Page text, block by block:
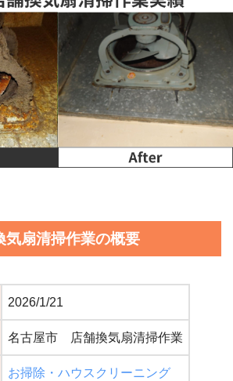
気扇清掃作業の概要
2026/1/21
名古屋市 店舗換気扇清掃作業
お掃除・ハウスクリーニング